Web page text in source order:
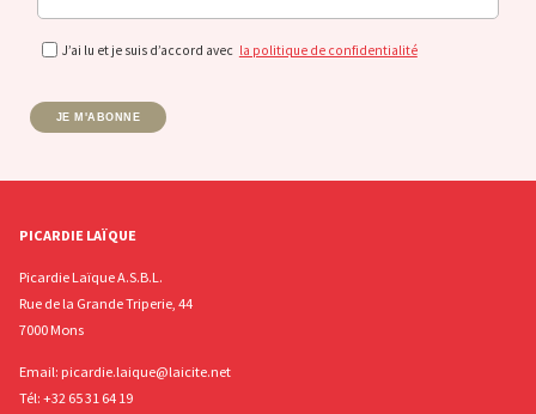
J’ai lu et je suis d’accord avec la politique de confidentialité
JE M'ABONNE
PICARDIE LAÏQUE
Picardie Laïque A.S.B.L.
Rue de la Grande Triperie, 44
7000 Mons
Email: picardie.laique@laicite.net
Tél: +32 65 31 64 19